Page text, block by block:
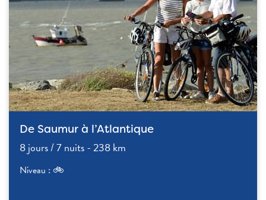
De Saumur à l’Atlantique
8 jours / 7 nuits - 238 km
Niveau : 🚲